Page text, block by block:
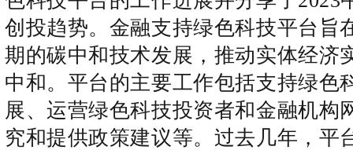
创投趋势。金融支持绿色科技平台旨
期的碳中和技术发展，推动实体经济
中和。平台的主要工作包括支持绿色
展、运营绿色科技投资者和金融机构
究和提供政策建议等。过去几年，平